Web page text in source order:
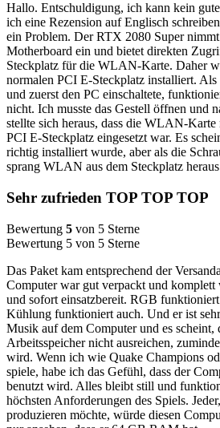
Hallo. Entschuldigung, ich kann kein
ich eine Rezension auf Englisch
ein Problem. Der RTX 2080 Super
Motherboard ein und bietet direkten
Steckplatz für die WLAN-Karte. Daher
normalen PCI E-Steckplatz installiert.
und zuerst den PC einschaltete,
nicht. Ich musste das Gestell öffnen und
stellte sich heraus, dass die WLAN-
PCI E-Steckplatz eingesetzt war. Es
richtig installiert wurde, aber als die
sprang WLAN aus dem Steckplatz
Sehr zufrieden TOP TOP TOP
Bewertung 5 von 5 Sterne
Bewertung 5 von 5 Sterne
Das Paket kam entsprechend der
Computer war gut verpackt und
und sofort einsatzbereit. RGB
Kühlung funktioniert auch. Und er ist
Musik auf dem Computer und es scheint,
Arbeitsspeicher nicht ausreichen,
wird. Wenn ich wie Quake Champions
spiele, habe ich das Gefühl, dass der
benutzt wird. Alles bleibt still und
höchsten Anforderungen des Spiels.
produzieren möchte, würde diesen